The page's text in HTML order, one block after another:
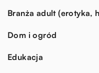
Branża adult (erotyka,
Dom i ogród
Edukacja